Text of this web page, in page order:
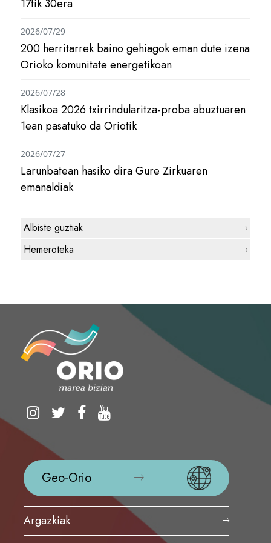
17tik 30era
200 herritarrek baino gehiagok eman dute izena
Orioko komunitate energetikoan
2026/07/29
Klasikoa 2026 txirrindularitza-proba abuztuaren
1ean pasatuko da Oriotik
2026/07/28
Larunbatean hasiko dira Gure Zirkuaren
emanaldiak
2026/07/27
Albiste guztiak
Hemeroteka
Geo-Orio
Argazkiak